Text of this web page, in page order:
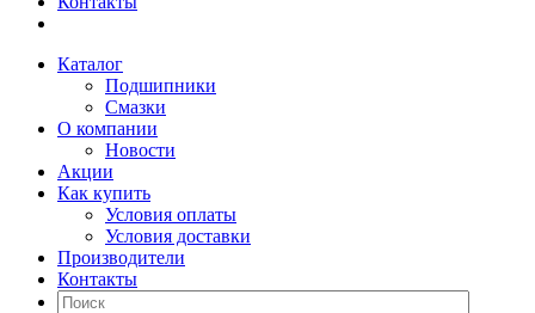
Каталог
Подшипники
Смазки
О компании
Новости
Акции
Как купить
Условия оплаты
Условия доставки
Производители
Контакты